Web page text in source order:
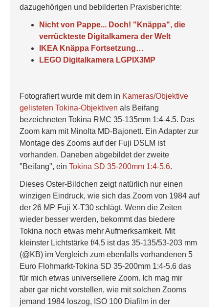
dazugehörigen und bebilderten Praxisberichte:
Nicht von Pappe... Doch! "Knäppa", die
verrückteste Digitalkamera der Welt
IKEA Knäppa Fortsetzung…
LEGO Digitalkamera LGPIX3MP
Fotografiert wurde mit dem in Kameras/Objektive
gelisteten Tokina-Objektiven als Beifang
bezeichneten Tokina RMC 35-135mm 1:4-4.5. Das
Zoom kam mit Minolta MD-Bajonett. Ein Adapter zur
Montage des Zooms auf der Fuji DSLM ist
vorhanden. Daneben abgebildet der zweite
"Beifang", ein Tokina SD 35-200mm 1:4-5.6.
Dieses Oster-Bildchen zeigt natürlich nur einen
winzigen Eindruck, wie sich das Zoom von 1984 auf
der 26 MP Fuji X-T30 schlägt. Wenn die Zeiten
wieder besser werden, bekommt das biedere
Tokina noch etwas mehr Aufmerksamkeit. Mit
kleinster Lichtstärke f/4,5 ist das 35-135/53-203 mm
(@KB) im Vergleich zum ebenfalls vorhandenen 5
Euro Flohmarkt-Tokina SD 35-200mm 1:4-5.6 das
für mich etwas universellere Zoom. Ich mag mir
aber gar nicht vorstellen, wie mit solchen Zooms
jemand 1984 loszog, ISO 100 Diafilm in der